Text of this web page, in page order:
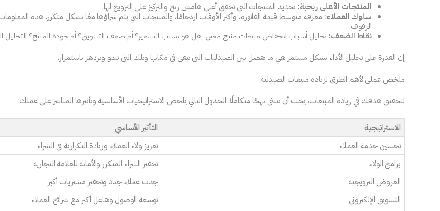
المنتجات الأعلى ربحية: تحديد المنتجات التي تحقق أعلى هامش ربح والتركيز على الترويج لها.
سلوك العملاء: معرفة متوسط قيمة الفاتورة، وأكثر الأوقات ازدحامًا، والمنتجات التي يتم شراؤها معًا بشكل متكرر. هذه
الرفوف.
نقاط الضعف: تحليل أسباب انخفاض مبيعات منتج معين. هل هو بسبب التسعير؟ أم ضعف التسويق؟ أم جودة المنتج؟
إن القدرة على تحليل الأداء بشكل مستمر هي ما يفصل بين الصيدليات التي تبقى في مكانها وتلك التي تنمو وتزدهر باستمرار.
ملخص عملي لأهم الطرق لزيادة مبيعات الصيدلية
لتحقيق هدفك في زيادة المبيعات، يجب أن تتبنى نهجًا متكاملًا. الجدول التالي يلخص الاستراتيجيات الأساسية وتأثيرها المباشر على عملك:
الاستراتيجية
التأثير الأساسي
تحسين خدمة العملاء
تعزيز ولاء العملاء وزيادة التكرارية في الشراء
برامج الولاء
تحفيز الشراء المتكرر والأمانة للعلامة التجارية
العروض الترويجية
جذب عملاء جدد وتحفيز مشتريات أكبر
التسويق الإلكتروني
توسعة الوصول وتفاعل أكبر مع شرائح العملاء